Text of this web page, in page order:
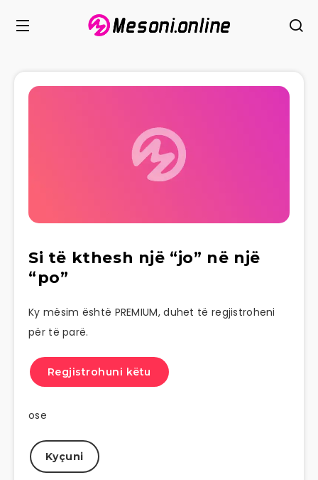
Si të kthesh një “jo” në një
“po”
Ky mësim është PREMIUM, duhet të regjistroheni
për të parë.
Regjistrohuni këtu
ose
Kyçuni